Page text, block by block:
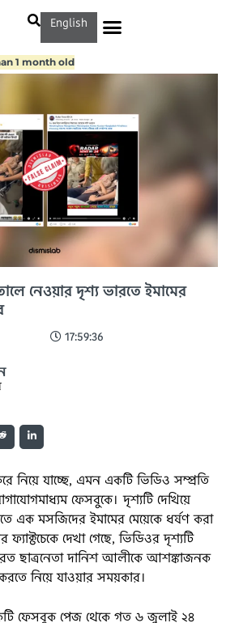
English
1 month old
নেওয়ার দৃশ্য ভারতে ইমামের
17:59:36
নিয়ে যাচ্ছে, এমন একটি ভিডিও সম্প্রতি
ফেসবুকে। দৃশ্যটি দেখিয়ে
এক মসজিদের ইমামের মেয়েকে ধর্ষণ করা
ফ্যাক্টচেকে দেখা গেছে, ভিডিওর দৃশ্যটি
ছাত্রনেতা দানিশ আলীকে আশঙ্কাজনক
নিয়ে যাওয়ার সময়কার।
ফেসবুক পেজ থেকে গত ৬ জুলাই ২৪